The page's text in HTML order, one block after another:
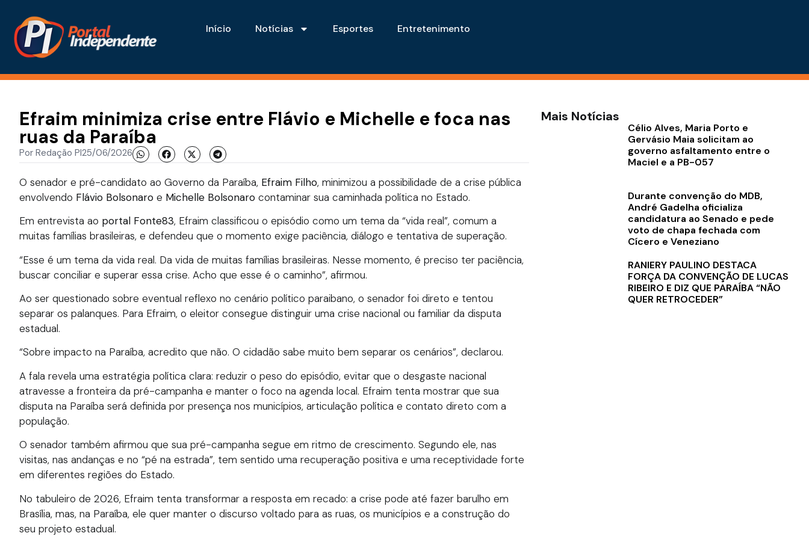
Início Notícias Esportes Entretenimento
Efraim minimiza crise entre Flávio e Michelle e foca nas
ruas da Paraíba
Por Redação PI25/06/2026
O senador e pré-candidato ao Governo da Paraíba, Efraim Filho, minimizou a possibilidade de a crise pública
envolvendo Flávio Bolsonaro e Michelle Bolsonaro contaminar sua caminhada política no Estado.
Em entrevista ao portal Fonte83, Efraim classificou o episódio como um tema da “vida real”, comum a
muitas famílias brasileiras, e defendeu que o momento exige paciência, diálogo e tentativa de superação.
“Esse é um tema da vida real. Da vida de muitas famílias brasileiras. Nesse momento, é preciso ter paciência,
buscar conciliar e superar essa crise. Acho que esse é o caminho”, afirmou.
Ao ser questionado sobre eventual reflexo no cenário político paraibano, o senador foi direto e tentou
separar os palanques. Para Efraim, o eleitor consegue distinguir uma crise nacional ou familiar da disputa
estadual.
“Sobre impacto na Paraíba, acredito que não. O cidadão sabe muito bem separar os cenários”, declarou.
A fala revela uma estratégia política clara: reduzir o peso do episódio, evitar que o desgaste nacional
atravesse a fronteira da pré-campanha e manter o foco na agenda local. Efraim tenta mostrar que sua
disputa na Paraíba será definida por presença nos municípios, articulação política e contato direto com a
população.
O senador também afirmou que sua pré-campanha segue em ritmo de crescimento. Segundo ele, nas
visitas, nas andanças e no “pé na estrada”, tem sentido uma recuperação positiva e uma receptividade forte
em diferentes regiões do Estado.
No tabuleiro de 2026, Efraim tenta transformar a resposta em recado: a crise pode até fazer barulho em
Brasília, mas, na Paraíba, ele quer manter o discurso voltado para as ruas, os municípios e a construção do
seu projeto estadual.
Mais Notícias
Célio Alves, Maria Porto e
Gervásio Maia solicitam ao
governo asfaltamento entre o
Maciel e a PB-057
Durante convenção do MDB,
André Gadelha oficializa
candidatura ao Senado e pede
voto de chapa fechada com
Cícero e Veneziano
RANIERY PAULINO DESTACA
FORÇA DA CONVENÇÃO DE LUCAS
RIBEIRO E DIZ QUE PARAÍBA “NÃO
QUER RETROCEDER”